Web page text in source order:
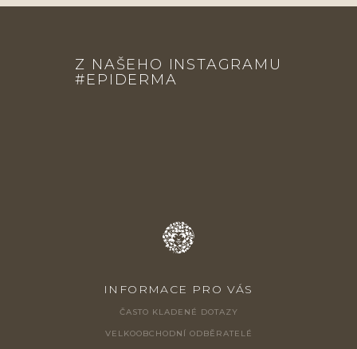
Z NAŠEHO INSTAGRAMU
#EPIDERMA
INFORMACE PRO VÁS
ČASTO KLADENÉ DOTAZY
VELKOOBCHODNÍ ODBĚRATELÉ